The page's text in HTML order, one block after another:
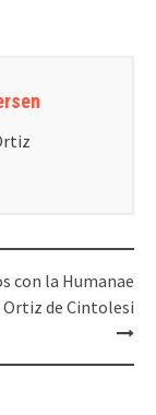
con la Humanae
Ortiz de Cintolesi